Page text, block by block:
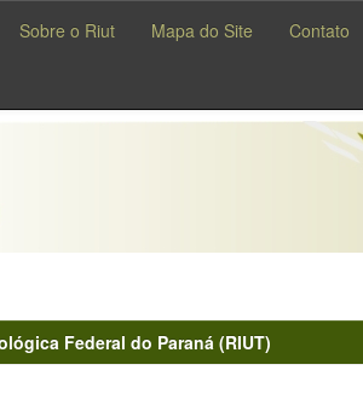
Sobre o Riut Mapa do Site Contato
Federal do Paraná (RIUT)